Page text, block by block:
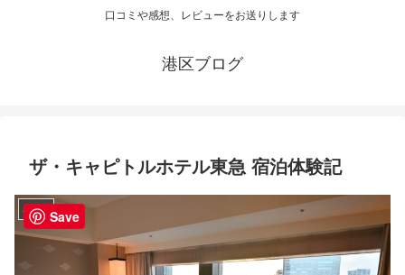
口コミや感想、レビューをお送りします
港区ブログ
ザ・キャピトルホテル東急 宿泊体験記
ホテル Save